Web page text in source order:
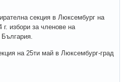
секция в Люксембург на
избори за членове на
на 25ти май в Люксембург-град